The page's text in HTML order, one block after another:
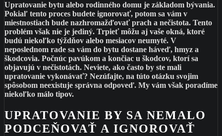
Upratovanie bytu alebo rodinného domu je základom bývania.
Pokiaľ tento proces budete ignorovať, potom sa vám v
miestnostiach bude nazhromažďovať prach a nečistota. Tento
problém však nie je jediný. Trpieť môžu aj vaše okná, ktoré
budú niekoľko týždňov alebo mesiacov neumyté. V
neposlednom rade sa vám do bytu dostane háveď, hmyz a
škodcovia. Počnúc pavúkom a končiac u škodcov, ktorí sa
objavujú v nečistotách. Neviete, ako často by ste mali
upratovanie vykonávať? Nezúfajte, na túto otázku svojim
spôsobom neexistuje správna odpoveď. My vám však poradíme
niekoľko málo tipov.
UPRATOVANIE BY SA NEMALO
PODCEŇOVAŤ A IGNOROVAŤ